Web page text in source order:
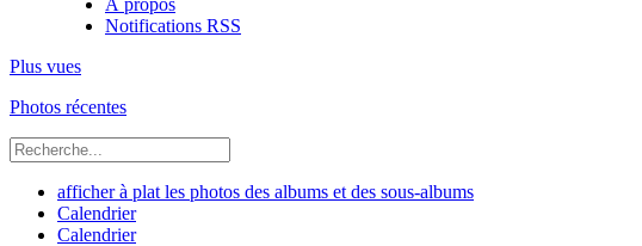
À propos
Notifications RSS
Plus vues
Photos récentes
afficher à plat les photos des albums et des sous-albums
Calendrier
Calendrier